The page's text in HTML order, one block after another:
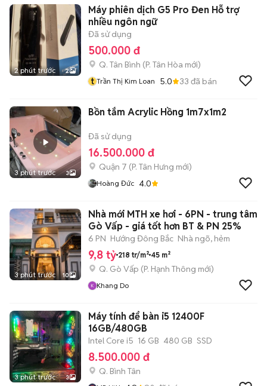
2 phút trước 2
Máy phiên dịch G5 Pro Đen Hỗ trợ
nhiều ngôn ngữ
Đã sử dụng
500.000 đ
Q. Tân Bình (P. Tân Hòa mới)
t Trần Thị Kim Loan 5.0 33 đã bán
3 phút trước 3
Bồn tắm Acrylic Hồng 1m7x1m2
Đã sử dụng
16.500.000 đ
Quận 7 (P. Tân Hưng mới)
Hoàng Đức 4.0
3 phút trước 10
Nhà mới MTH xe hơi - 6PN - trung tâm
Gò Vấp - giá tốt hơn BT & PN 25%
6 PN Hướng Đông Bắc Nhà ngõ, hẻm
9,8 tỷ 218 tr/m² 45 m²
Q. Gò Vấp (P. Hạnh Thông mới)
Khang Do
3 phút trước 3
Máy tính để bàn i5 12400F
16GB/480GB
Intel Core i5 16 GB 480 GB SSD
8.500.000 đ
Q. Bình Tân